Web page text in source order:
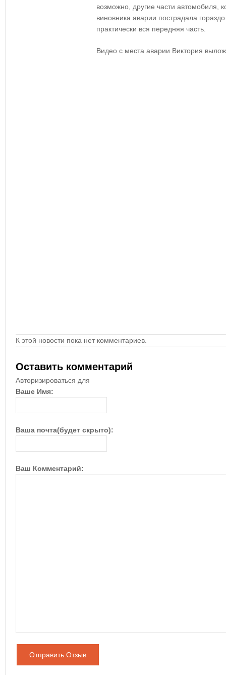
возможно, другие части
виновника аварии пострадала
практически вся передняя часть.
Видео с места аварии Виктория
К этой новости пока нет комментариев.
Оставить комментарий
Авторизироваться для
Ваше Имя:
Ваша почта(будет скрыто):
Ваш Комментарий:
Отправить Отзыв